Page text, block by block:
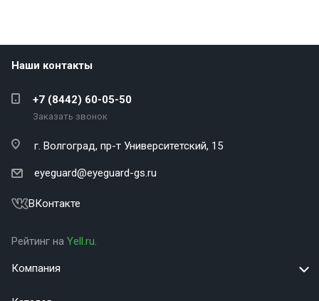
Наши контакты
+7 (8442) 60-05-50
Заказать звонок
г. Волгоград, пр-т Университетский, 15
eyeguard@eyeguard-gs.ru
ВКонтакте
Рейтинг на Yell.ru.
Компания